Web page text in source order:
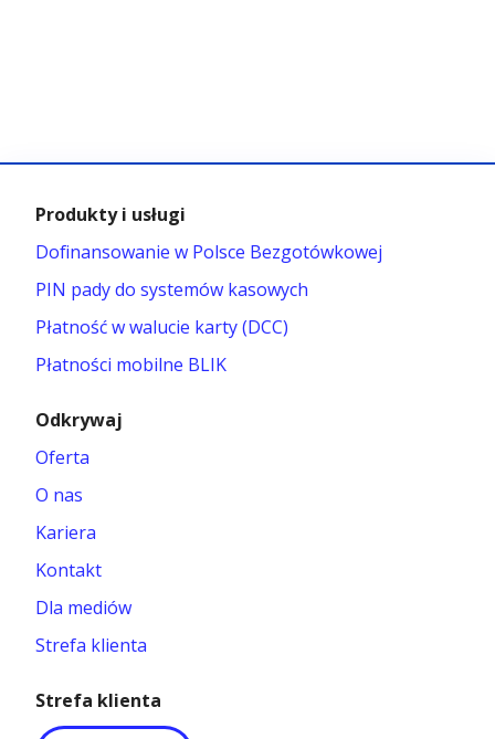
Produkty i usługi
Dofinansowanie w Polsce Bezgotówkowej
PIN pady do systemów kasowych
Płatność w walucie karty (DCC)
Płatności mobilne BLIK
Odkrywaj
Oferta
O nas
Kariera
Kontakt
Dla mediów
Strefa klienta
Strefa klienta